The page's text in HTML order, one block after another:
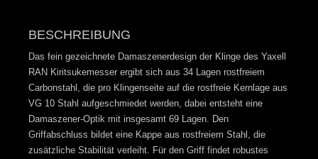
BESCHREIBUNG
Das fein gezeichnete Damaszenerdesign der Klinge des Yaxell
RAN Kiritsukemesser ergibt sich aus 34 Lagen rostfreiem
Carbonstahl, die pro Klingenseite auf die rostfreie Kernlage aus
VG 10 Stahl aufgeschmiedet werden, dabei entsteht eine
Damaszener-Optik mit insgesamt 69 Lagen. Den
Griffabschluss bildet eine Kappe aus rostfreiem Stahl, die
zusätzliche Stabilität verleiht. Für den Griff findet robustes